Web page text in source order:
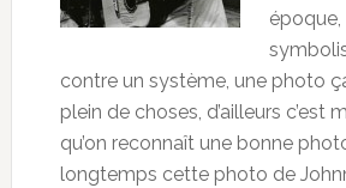
contre un système, une photo
plein de choses, d’ailleurs c’est
qu’on reconnaît une bonne
longtemps cette photo de